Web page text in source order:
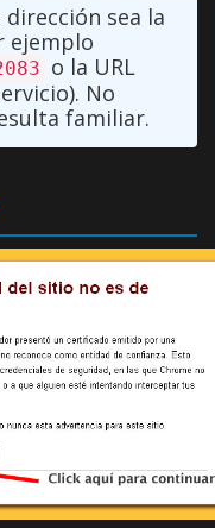
sea la
ejemplo
o la URL
No
familiar.